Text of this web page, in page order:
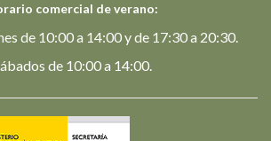
comercial de verano:
de 10:00 a 14:00 y de 17:30 a 20:30.
de 10:00 a 14:00.